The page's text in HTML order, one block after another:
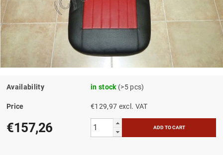
Availability in stock (>5 pcs)
Price €129,97 excl. VAT
€157,26